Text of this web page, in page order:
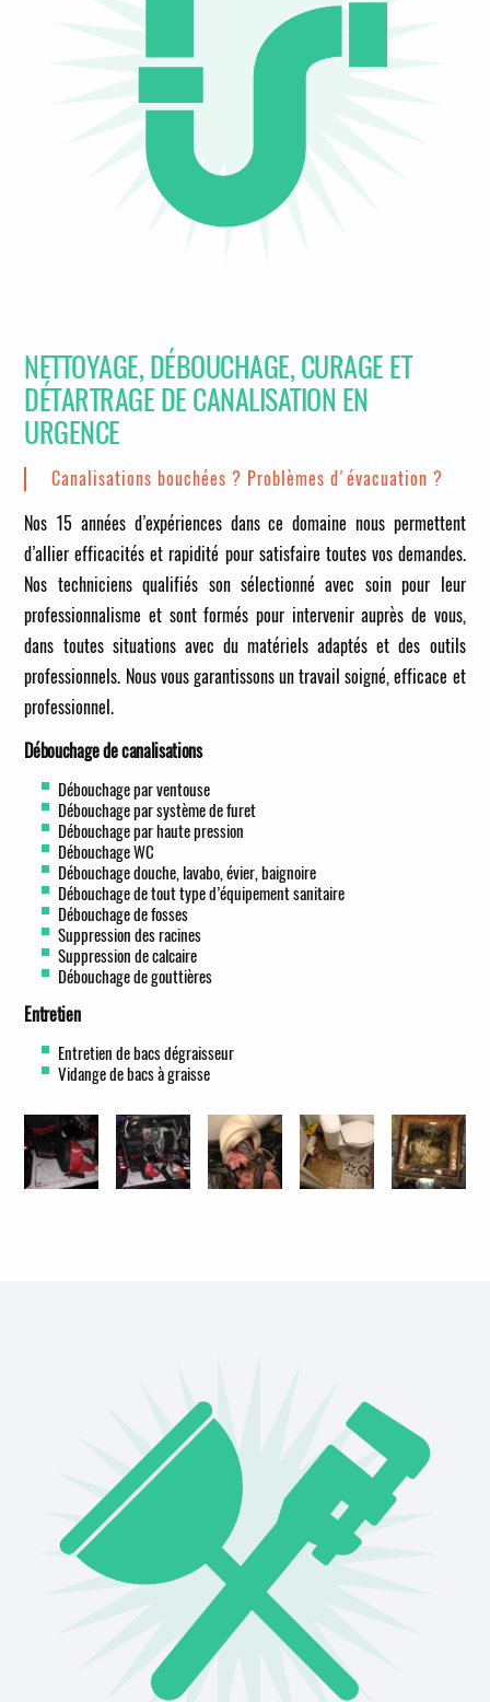
NETTOYAGE, DÉBOUCHAGE, CURAGE ET
DÉTARTRAGE DE CANALISATION EN
URGENCE
Canalisations bouchées ? Problèmes d'évacuation ?
Nos 15 années d’expériences dans ce domaine nous permettent
d’allier efficacités et rapidité pour satisfaire toutes vos demandes.
Nos techniciens qualifiés son sélectionné avec soin pour leur
professionnalisme et sont formés pour intervenir auprès de vous,
dans toutes situations avec du matériels adaptés et des outils
professionnels. Nous vous garantissons un travail soigné, efficace et
professionnel.
Débouchage de canalisations
Débouchage par ventouse
Débouchage par système de furet
Débouchage par haute pression
Débouchage WC
Débouchage douche, lavabo, évier, baignoire
Débouchage de tout type d’équipement sanitaire
Débouchage de fosses
Suppression des racines
Suppression de calcaire
Débouchage de gouttières
Entretien
Entretien de bacs dégraisseur
Vidange de bacs à graisse